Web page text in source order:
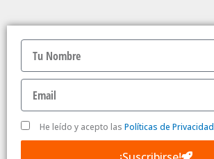
N
m
e
E
a
i
l
P
o
He leído y acepto las Políticas de Privacidad